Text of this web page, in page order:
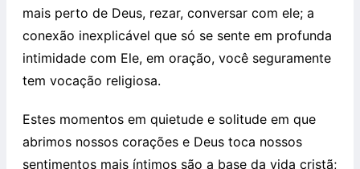
mais perto de Deus, rezar, conversar com ele; a
conexão inexplicável que só se sente em profunda
intimidade com Ele, em oração, você seguramente
tem vocação religiosa.
Estes momentos em quietude e solitude em que
abrimos nossos corações e Deus toca nossos
sentimentos mais íntimos são a base da vida cristã;